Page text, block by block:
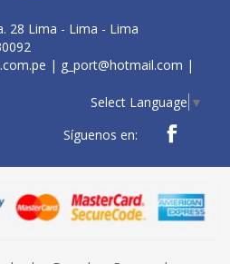
28 Lima - Lima - Lima
| g_port@hotmail.com |
Select Language ▼
Síguenos en: